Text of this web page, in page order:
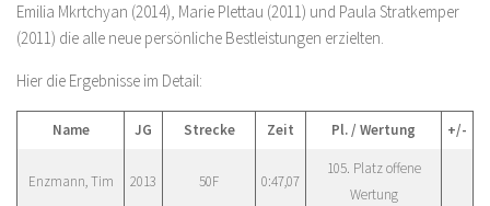
Emilia Mkrtchyan (2014), Marie Plettau (2011) und Paula Stratkemper
(2011) die alle neue persönliche Bestleistungen erzielten.
Hier die Ergebnisse im Detail:
Name JG Strecke Zeit Pl. / Wertung +/-
Enzmann, Tim 2013 50F 0:47,07
105. Platz offene
Wertung